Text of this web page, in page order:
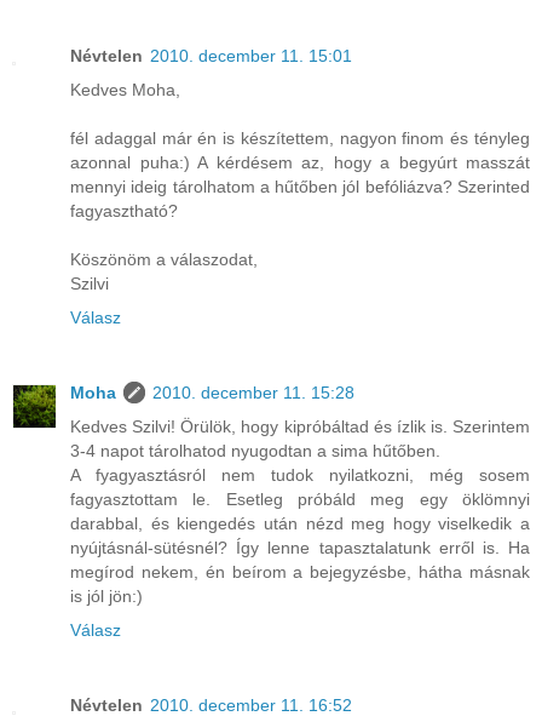
Névtelen 2010. december 11. 15:01
Kedves Moha,
fél adaggal már én is készítettem, nagyon finom és tényleg
azonnal puha:) A kérdésem az, hogy a begyúrt masszát
mennyi ideig tárolhatom a hűtőben jól befóliázva? Szerinted
fagyasztható?
Köszönöm a válaszodat,
Szilvi
Válasz
Moha
2010. december 11. 15:28
Kedves Szilvi! Örülök, hogy kipróbáltad és ízlik is. Szerintem
3-4 napot tárolhatod nyugodtan a sima hűtőben.
A fyagyasztásról nem tudok nyilatkozni, még sosem
fagyasztottam le. Esetleg próbáld meg egy öklömnyi
darabbal, és kiengedés után nézd meg hogy viselkedik a
nyújtásnál-sütésnél? Így lenne tapasztalatunk erről is. Ha
megírod nekem, én beírom a bejegyzésbe, hátha másnak
is jól jön:)
Válasz
Névtelen 2010. december 11. 16:52